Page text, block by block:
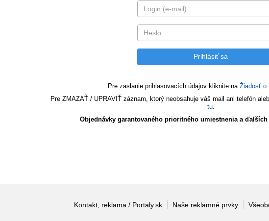
Pre zaslanie prihlasovacích údajov kliknite na Žiadosť o
Pre ZMAZAŤ / UPRAVIŤ záznam, ktorý neobsahuje váš mail ani telefón
tu.
Objednávky garantovaného prioritného umiestnenia a
Kontakt, reklama / Portaly.sk Naše reklamné prvky